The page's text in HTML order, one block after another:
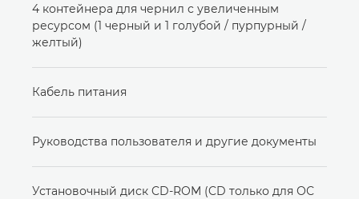
4 контейнера для чернил с увеличенным
ресурсом (1 черный и 1 голубой / пурпурный /
желтый)
Кабель питания
Руководства пользователя и другие документы
Установочный диск CD-ROM (CD только для ОС